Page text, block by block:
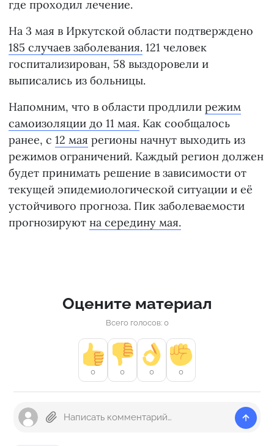
где проходил лечение.
На 3 мая в Иркутской области подтверждено
185 случаев заболевания. 121 человек
госпитализирован, 58 выздоровели и
выписались из больницы.
Напомним, что в области продлили режим
самоизоляции до 11 мая. Как сообщалось
ранее, с 12 мая регионы начнут выходить из
режимов ограничений. Каждый регион должен
будет принимать решение в зависимости от
текущей эпидемиологической ситуации и её
устойчивого прогноза. Пик заболеваемости
прогнозируют на середину мая.
Оцените материал
Всего голосов: 0
0 0 0 0